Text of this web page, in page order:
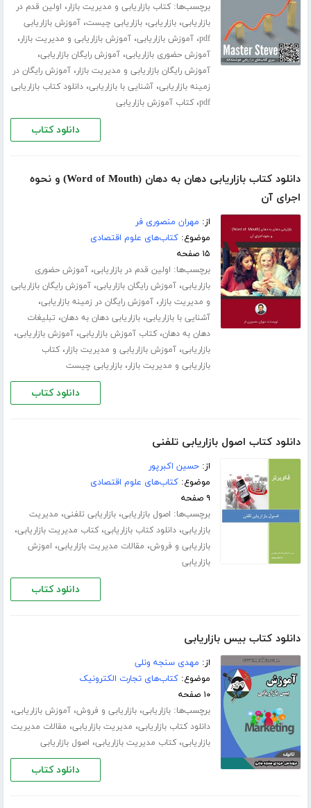
برچسب‌ها:کتاب بازاریابی و مدیریت بازار، اولین قدم در
بازاریابی،بازاریابی،بازاریابی چیست،آموزش بازاریابی
pdf،آموزش بازاریابی،آموزش بازاریابی و مدیریت بازار،
آموزش حضوری بازاریابی،آموزش رایگان بازاریابی،
آموزش رایگان بازاریابی و مدیریت بازار،آموزش رایگان در
زمینه بازاریابی،آشنایی با بازاریابی،دانلود کتاب بازاریابی
pdf،کتاب آموزش بازاریابی
دانلود کتاب
دانلود کتاب بازاریابی دهان به دهان (Word of Mouth) و نحوه
اجرای آن
از: مهران منصوری فر
موضوع:کتاب‌های علوم اقتصادی
۱۵ صفحه
برچسب‌ها: اولین قدم در بازاریابی،آموزش حضوری
بازاریابی،آموزش رایگان بازاریابی،آموزش رایگان بازاریابی
و مدیریت بازار،آموزش رایگان در زمینه بازاریابی،
آشنایی با بازاریابی،بازاریابی دهان به دهان، تبلیغات
دهان به دهان،کتاب آموزش بازاریابی،آموزش بازاریابی،
بازاریابی،آموزش بازاریابی و مدیریت بازار،کتاب
بازاریابی و مدیریت بازار،بازاریابی چیست
دانلود کتاب
دانلود کتاب اصول بازاریابی تلفنی
از:حسین اکبرپور
موضوع:کتاب‌های علوم اقتصادی
۹ صفحه
برچسب‌ها: اصول بازاریابی،بازاریابی تلفنی، مدیریت
بازاریابی،دانلود کتاب بازاریابی،کتاب مدیریت بازاریابی،
بازاریابی و فروش، مقالات مدیریت بازاریابی، اموزش
بازاریابی
دانلود کتاب
دانلود کتاب بیس بازاریابی
از: مهدی سنجه ونلی
موضوع:کتاب‌های تجارت الکترونیک
۱۰ صفحه
برچسب‌ها:بازاریابی،بازاریابی و فروش،آموزش بازاریابی،
دانلود کتاب بازاریابی، مدیریت بازاریابی، مقالات مدیریت
بازاریابی،کتاب مدیریت بازاریابی، اصول بازاریابی
دانلود کتاب